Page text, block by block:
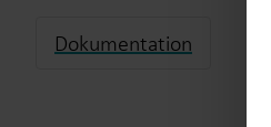
Dokumentation